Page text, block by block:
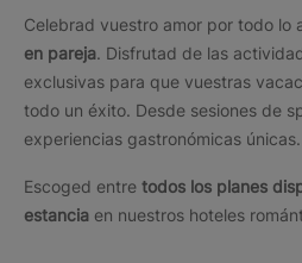
Celebrad vuestro amor por todo lo
en pareja. Disfrutad de las
exclusivas para que vuestras
todo un éxito. Desde sesiones de
experiencias gastronómicas únicas.
Escoged entre todos los planes
estancia en nuestros hoteles